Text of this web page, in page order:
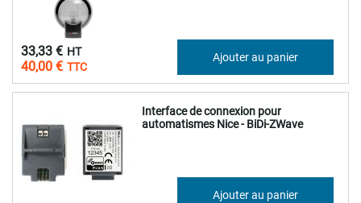
40,00 €
33,33 € Ajouter au panier
Interface de connexion pour
automatismes Nice - BiDi-ZWave
Ajouter au panier